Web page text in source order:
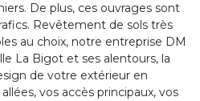
De plus, ces ouvrages sont
Revêtement de sols très
au choix, notre entreprise DM
La Bigot et ses alentours, la
de votre extérieur en
vos accès principaux, vos